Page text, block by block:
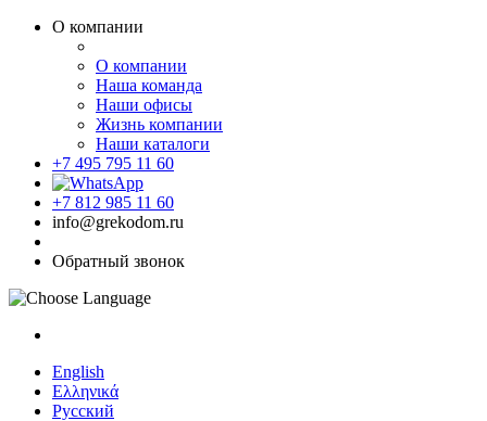
О компании
О компании
Наша команда
Наши офисы
Жизнь компании
Наши каталоги
+7 495 795 11 60
+7 812 985 11 60
info@grekodom.ru
Обратный звонок
English
Ελληνικά
Русский